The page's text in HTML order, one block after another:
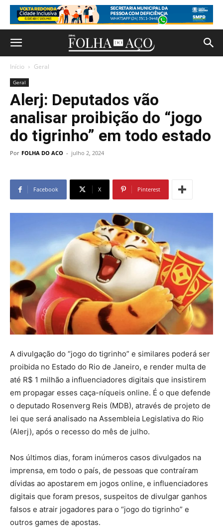
Início Geral
Geral
Alerj: Deputados vão
analisar proibição do “jogo
do tigrinho” em todo estado
Por FOLHA DO ACO - julho 2, 2024
Facebook X Pinterest
A divulgação do “jogo do tigrinho” e similares poderá ser
proibida no Estado do Rio de Janeiro, e render multa de
até R$ 1 milhão a influenciadores digitais que insistirem
em propagar esses caça-níqueis online. É o que defende
o deputado Rosenverg Reis (MDB), através de projeto de
lei que será analisado na Assembleia Legislativa do Rio
(Alerj), após o recesso do mês de julho.
Nos últimos dias, foram inúmeros casos divulgados na
imprensa, em todo o país, de pessoas que contraíram
dívidas ao apostarem em jogos online, e influenciadores
digitais que foram presos, suspeitos de divulgar ganhos
falsos e atrair jogadores para o “jogo do tigrinho” e
outros games de apostas.